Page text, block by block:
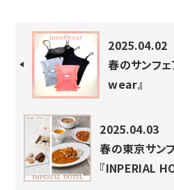
2025.04.02
春のサンフ
wear』
2025.04.03
春の東京サン
『INPERIAL